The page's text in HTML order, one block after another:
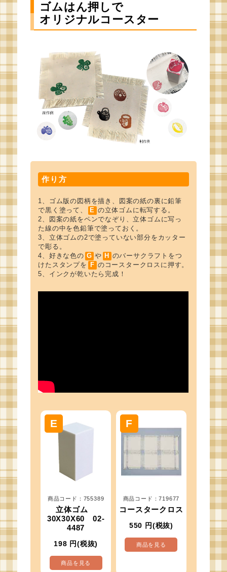
ゴムはん押しで
オリジナルコースター
作り方
1、ゴム版の図柄を描き、図案の紙の裏に鉛筆
で黒く塗って、
E の立体ゴムに転写する。
2、図案の紙をペンでなぞり、立体ゴムに写っ
た線の中を色鉛筆で塗っておく。
3、立体ゴムの2で塗っていない部分をカッター
で彫る。
4、好きな色の G や H
のバーサクラフトをつ
けたスタンプを
F のコースタークロスに押す。
5、インクが乾いたら完成！
商品コード：755389
立体ゴム
30X30X60 02-
4487
198 円(税抜)
商品を見る
商品コード：719677
コースタークロス
550 円(税抜)
商品を見る